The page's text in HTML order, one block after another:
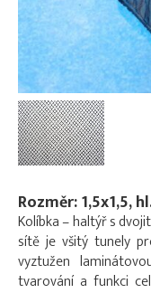
Rozměr: 1,5x1,5,
Kolíbka – haltýř s
sítě je všitý tunely
vyztužen
tvarování a funkci